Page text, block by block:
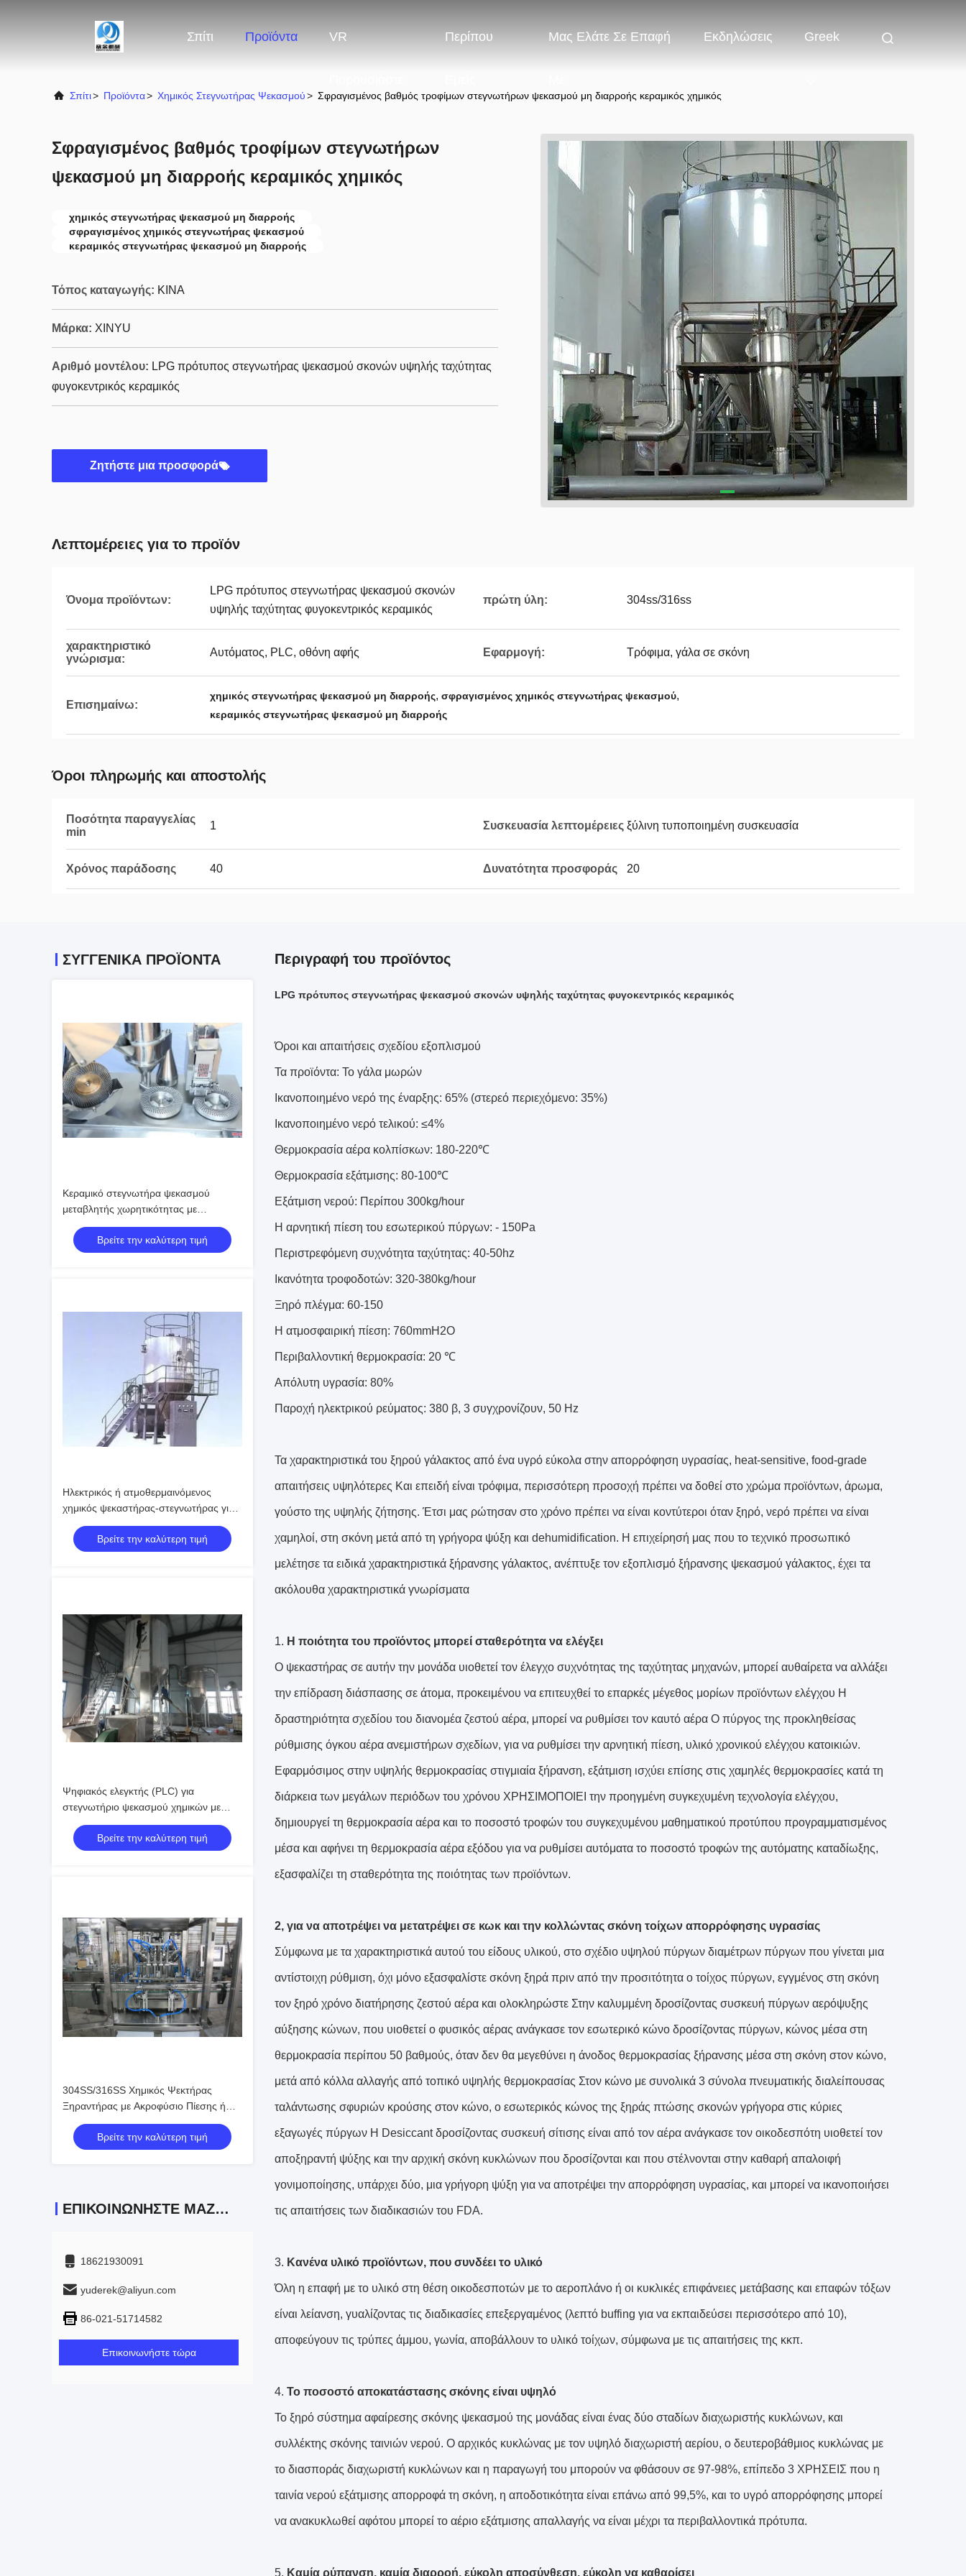
Σπίτι Προϊόντα VR Περίπου Μας Ελάτε Σε Επαφή Εκδηλώσεις Greek
Σπίτι> Προϊόντα> Χημικός Στεγνωτήρας Ψεκασμού> Σφραγισμένος βαθμός τροφίμων στεγνωτήρων ψεκασμού μη διαρροής κεραμικός χημικός
Σφραγισμένος βαθμός τροφίμων στεγνωτήρων
ψεκασμού μη διαρροής κεραμικός χημικός
χημικός στεγνωτήρας ψεκασμού μη διαρροής
σφραγισμένος χημικός στεγνωτήρας ψεκασμού
κεραμικός στεγνωτήρας ψεκασμού μη διαρροής
Τόπος καταγωγής: ΚΙΝΑ
Μάρκα: XINYU
Αριθμό μοντέλου: LPG πρότυπος στεγνωτήρας ψεκασμού σκονών υψηλής ταχύτητας
φυγοκεντρικός κεραμικός
Ζητήστε μια προσφορά
Λεπτομέρειες για το προϊόν
Όνομα προϊόντων:
LPG πρότυπος στεγνωτήρας ψεκασμού σκονών
υψηλής ταχύτητας φυγοκεντρικός κεραμικός
πρώτη ύλη: 304ss/316ss
χαρακτηριστικό
γνώρισμα:
Αυτόματος, PLC, οθόνη αφής Εφαρμογή: Τρόφιμα, γάλα σε σκόνη
Επισημαίνω:
χημικός στεγνωτήρας ψεκασμού μη διαρροής, σφραγισμένος χημικός στεγνωτήρας ψεκασμού,
κεραμικός στεγνωτήρας ψεκασμού μη διαρροής
Όροι πληρωμής και αποστολής
Ποσότητα παραγγελίας
min
1 Συσκευασία λεπτομέρειες ξύλινη τυποποιημένη συσκευασία
Χρόνος παράδοσης 40 Δυνατότητα προσφοράς 20
ΣΥΓΓΕΝΙΚΆ ΠΡΟΪΌΝΤΑ
Κεραμικό στεγνωτήρα ψεκασμού
μεταβλητής χωρητικότητας με
θερμοκρασία εισόδου 150-350 °C για
βιομηχανική χημική επεξεργασία
Βρείτε την καλύτερη τιμή
Ηλεκτρικός ή ατμοθερμαινόμενος
χημικός ψεκαστήρας-στεγνωτήρας για
υγρά υψηλής υγρασίας με θερμοκρασία
εξόδου 80-120°C
Βρείτε την καλύτερη τιμή
Ψηφιακός ελεγκτής (PLC) για
στεγνωτήριο ψεκασμού χημικών με
ηλεκτρική ή ατμοθέρμανση και
χωρητικότητα 1-5000 Kg/h για ξήρανση
σκόνης
Βρείτε την καλύτερη τιμή
304SS/316SS Χημικός Ψεκτήρας
Ξηραντήρας με Ακροφύσιο Πίεσης ή
Περιστροφικό Ατομοποιητή και
Προσαρμόσιμες Διαστάσεις για
Αποτελεσματική Ξήρανση με Ψεκασμό
Βρείτε την καλύτερη τιμή
ΕΠΙΚΟΙΝΩΝΉΣΤΕ ΜΑΖΊ ΜΑΣ
18621930091
yuderek@aliyun.com
86-021-51714582
Επικοινωνήστε τώρα
Περιγραφή του προϊόντος
LPG πρότυπος στεγνωτήρας ψεκασμού σκονών υψηλής ταχύτητας φυγοκεντρικός κεραμικός
Όροι και απαιτήσεις σχεδίου εξοπλισμού
Τα προϊόντα: Το γάλα μωρών
Ικανοποιημένο νερό της έναρξης: 65% (στερεό περιεχόμενο: 35%)
Ικανοποιημένο νερό τελικού: ≤4%
Θερμοκρασία αέρα κολπίσκων: 180-220℃
Θερμοκρασία εξάτμισης: 80-100℃
Εξάτμιση νερού: Περίπου 300kg/hour
Η αρνητική πίεση του εσωτερικού πύργων: - 150Pa
Περιστρεφόμενη συχνότητα ταχύτητας: 40-50hz
Ικανότητα τροφοδοτών: 320-380kg/hour
Ξηρό πλέγμα: 60-150
Η ατμοσφαιρική πίεση: 760mmH2O
Περιβαλλοντική θερμοκρασία: 20 ℃
Απόλυτη υγρασία: 80%
Παροχή ηλεκτρικού ρεύματος: 380 β, 3 συγχρονίζουν, 50 Hz
Τα χαρακτηριστικά του ξηρού γάλακτος από ένα υγρό εύκολα στην απορρόφηση υγρασίας, heat-sensitive, food-grade
απαιτήσεις υψηλότερες Και επειδή είναι τρόφιμα, περισσότερη προσοχή πρέπει να δοθεί στο χρώμα προϊόντων, άρωμα,
γούστο της υψηλής ζήτησης. Έτσι μας ρώτησαν στο χρόνο πρέπει να είναι κοντύτεροι όταν ξηρό, νερό πρέπει να είναι
χαμηλοί, στη σκόνη μετά από τη γρήγορα ψύξη και dehumidification. Η επιχείρησή μας που το τεχνικό προσωπικό
μελέτησε τα ειδικά χαρακτηριστικά ξήρανσης γάλακτος, ανέπτυξε τον εξοπλισμό ξήρανσης ψεκασμού γάλακτος, έχει τα
ακόλουθα χαρακτηριστικά γνωρίσματα
1. Η ποιότητα του προϊόντος μπορεί σταθερότητα να ελέγξει
Ο ψεκαστήρας σε αυτήν την μονάδα υιοθετεί τον έλεγχο συχνότητας της ταχύτητας μηχανών, μπορεί αυθαίρετα να αλλάξει
την επίδραση διάσπασης σε άτομα, προκειμένου να επιτευχθεί το επαρκές μέγεθος μορίων προϊόντων ελέγχου Η
δραστηριότητα σχεδίου του διανομέα ζεστού αέρα, μπορεί να ρυθμίσει τον καυτό αέρα Ο πύργος της προκληθείσας
ρύθμισης όγκου αέρα ανεμιστήρων σχεδίων, για να ρυθμίσει την αρνητική πίεση, υλικό χρονικού ελέγχου κατοικιών.
Εφαρμόσιμος στην υψηλής θερμοκρασίας στιγμιαία ξήρανση, εξάτμιση ισχύει επίσης στις χαμηλές θερμοκρασίες κατά τη
διάρκεια των μεγάλων περιόδων του χρόνου ΧΡΗΣΙΜΟΠΟΙΕΙ την προηγμένη συγκεχυμένη τεχνολογία ελέγχου,
δημιουργεί τη θερμοκρασία αέρα και το ποσοστό τροφών του συγκεχυμένου μαθηματικού προτύπου προγραμματισμένος
μέσα και αφήνει τη θερμοκρασία αέρα εξόδου για να ρυθμίσει αυτόματα το ποσοστό τροφών της αυτόματης καταδίωξης,
εξασφαλίζει τη σταθερότητα της ποιότητας των προϊόντων.
2, για να αποτρέψει να μετατρέψει σε κωκ και την κολλώντας σκόνη τοίχων απορρόφησης υγρασίας
Σύμφωνα με τα χαρακτηριστικά αυτού του είδους υλικού, στο σχέδιο υψηλού πύργων διαμέτρων πύργων που γίνεται μια
αντίστοιχη ρύθμιση, όχι μόνο εξασφαλίστε σκόνη ξηρά πριν από την προσιτότητα ο τοίχος πύργων, εγγμένος στη σκόνη
τον ξηρό χρόνο διατήρησης ζεστού αέρα και ολοκληρώστε Στην καλυμμένη δροσίζοντας συσκευή πύργων αερόψυξης
αύξησης κώνων, που υιοθετεί ο φυσικός αέρας ανάγκασε τον εσωτερικό κώνο δροσίζοντας πύργων, κώνος μέσα στη
θερμοκρασία περίπου 50 βαθμούς, όταν δεν θα μεγεθύνει η άνοδος θερμοκρασίας ξήρανσης μέσα στη σκόνη στον κώνο,
μετά από κόλλα αλλαγής από τοπικό υψηλής θερμοκρασίας Στον κώνο με συνολικά 3 σύνολα πνευματικής διαλείπουσας
ταλάντωσης σφυριών κρούσης στον κώνο, ο εσωτερικός κώνος της ξηράς πτώσης σκονών γρήγορα στις κύριες
εξαγωγές πύργων Η Desiccant δροσίζοντας συσκευή σίτισης είναι από τον αέρα ανάγκασε τον οικοδεσπότη υιοθετεί τον
αποξηραντή ψύξης και την αρχική σκόνη κυκλώνων που δροσίζονται και που στέλνονται στην καθαρή απαλοιφή
γονιμοποίησης, υπάρχει δύο, μια γρήγορη ψύξη για να αποτρέψει την απορρόφηση υγρασίας, και μπορεί να ικανοποιήσει
τις απαιτήσεις των διαδικασιών του FDA.
3. Κανένα υλικό προϊόντων, που συνδέει το υλικό
Όλη η επαφή με το υλικό στη θέση οικοδεσποτών με το αεροπλάνο ή οι κυκλικές επιφάνειες μετάβασης και επαφών τόξων
είναι λείανση, γυαλίζοντας τις διαδικασίες επεξεργαμένος (λεπτό buffing για να εκπαιδεύσει περισσότερο από 10),
αποφεύγουν τις τρύπες άμμου, γωνία, αποβάλλουν το υλικό τοίχων, σύμφωνα με τις απαιτήσεις της κκπ.
4. Το ποσοστό αποκατάστασης σκόνης είναι υψηλό
Το ξηρό σύστημα αφαίρεσης σκόνης ψεκασμού της μονάδας είναι ένας δύο σταδίων διαχωριστής κυκλώνων, και
συλλέκτης σκόνης ταινιών νερού. Ο αρχικός κυκλώνας με τον υψηλό διαχωριστή αερίου, ο δευτεροβάθμιος κυκλώνας με
το διασποράς διαχωριστή κυκλώνων και η παραγωγή του μπορούν να φθάσουν σε 97-98%, επίπεδο 3 ΧΡΗΣΕΙΣ που η
ταινία νερού εξάτμισης απορροφά τη σκόνη, η αποδοτικότητα είναι επάνω από 99,5%, και το υγρό απορρόφησης μπορεί
να ανακυκλωθεί αφότου μπορεί το αέριο εξάτμισης απαλλαγής να είναι μέχρι τα περιβαλλοντικά πρότυπα.
5. Καμία ρύπανση, καμία διαρροή, εύκολη αποσύνθεση, εύκολη να καθαρίσει